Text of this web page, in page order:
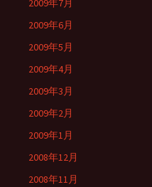
2009年7月
2009年6月
2009年5月
2009年4月
2009年3月
2009年2月
2009年1月
2008年12月
2008年11月